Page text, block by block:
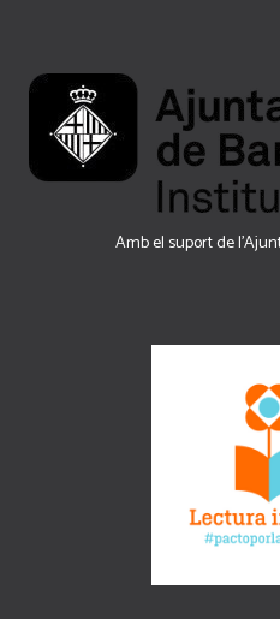
Amb el suport de